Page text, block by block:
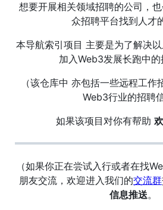
想要开展相关领域招聘的公司，
众招聘平台找到人才
本导航索引项目 主要是为了解决
加入Web3发展长跑中的
（该仓库中 亦包括一些远程工
Web3行业的招聘信
如果该项目对你有帮助
（如果你正在尝试入行或者在找
朋友交流，欢迎进入我们的交流群
信息推送。